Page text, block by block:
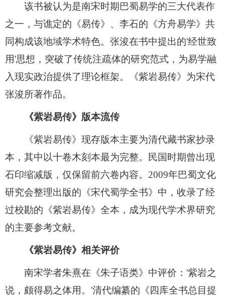
该书被认为是南宋时期巴蜀易学的三大代表作
之一，与谯定的《易传》、李石的《方舟易学》共
同构成该地域学术特色。张浚在书中提出的'经世致
用'思想，突破了传统注疏体的研究范式，为易学融
入现实政治提供了理论框架。《紫岩易传》为宋代
张浚所著作品。
《紫岩易传》版本流传
《紫岩易传》现存版本主要为清代藏书家抄录
本，其中以十卷木刻本最为完整。民国时期曾出现
石印缩减版，仅保留前六卷内容。2009年巴蜀文化
研究会整理出版的《宋代蜀学全书》中，收录了经
过校勘的《紫岩易传》全本，成为现代学术界研究
的主要参考文献。
《紫岩易传》相关评价
南宋学者朱熹在《朱子语类》中评价：'紫岩之
说，颇得易之体用。'清代编纂的《四库全书总目提